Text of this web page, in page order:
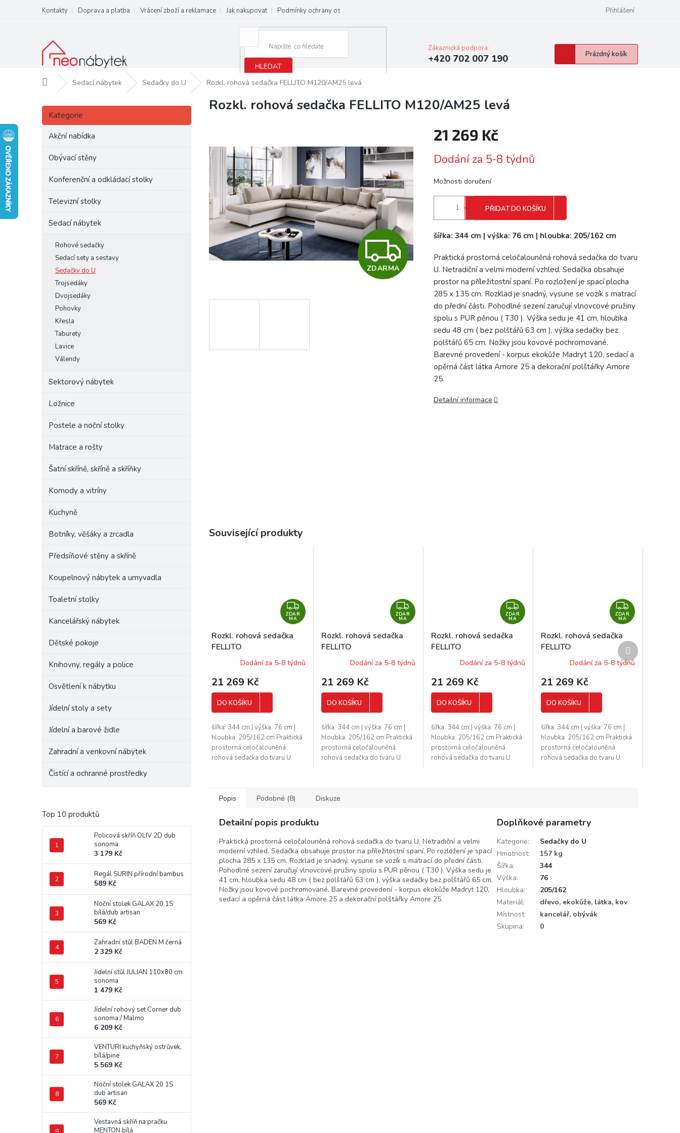
obsah
Kontakty Doprava a platba Vrácení zboží a reklamace Jak nakupovat Podmínky ochrany osobních údajů Přihlášení
HLEDAT
Zákaznická podpora:
+420 702 007 190
Nákupní
košík
Prázdný košík
Domů Sedací nábytek Sedačky do U Rozkl. rohová sedačka FELLITO M120/AM25 levá
P
s
Přeskočit
kategorie
Kategorie
Akční nabídka
Obývací stěny
Konferenční a odkládací stolky
Televizní stolky
Sedací nábytek
Rohové sedačky
Sedací sety a sestavy
Sedačky do U
Trojsedáky
Dvojsedáky
Pohovky
Křesla
Taburety
Lavice
Válendy
Sektorový nábytek
Ložnice
Postele a noční stolky
Matrace a rošty
Šatní skříně, skříně a skříňky
Komody a vitríny
Kuchyně
Botníky, věšáky a zrcadla
Předsíňové stěny a skříně
Koupelnový nábytek a umyvadla
Toaletní stolky
Kancelářský nábytek
Dětské pokoje
Knihovny, regály a police
Osvětlení k nábytku
Jídelní stoly a sety
Jídelní a barové židle
Zahradní a venkovní nábytek
Čistící a ochranné prostředky
Top 10 produktů
Policová skříň OLIV 2D dub
sonoma
3 179 Kč
Regál SURIN přírodní bambus
589 Kč
Noční stolek GALAX 20 1S
bílá/dub artisan
569 Kč
Zahradní stůl BADEN M černá
2 329 Kč
Jídelní stůl JULIAN 110x80 cm
sonoma
1 479 Kč
Jídelní rohový set Corner dub
sonoma / Malmo
6 209 Kč
VENTURI kuchyňský ostrůvek,
bílá/pine
5 569 Kč
Noční stolek GALAX 20 1S
dub artisan
569 Kč
Vestavná skříň na pračku
MENTON bílá
Rozkl. rohová sedačka FELLITO M120/AM25 levá
Z
ZDARMA
21 269 Kč
cena:
Dodání za 5-8 týdnů
Možnosti doručení
PŘIDAT DO KOŠÍKU
šířka: 344 cm | výška: 76 cm | hloubka: 205/162 cm
Praktická prostorná celočalouněná rohová sedačka do tvaru
U. Netradiční a velmi moderní vzhled. Sedačka obsahuje
prostor na příležitostní spaní. Po rozložení je spací plocha
285 x 135 cm. Rozklad je snadný, vysune se vozík s matrací
do přední části. Pohodlné sezení zaručují vlnovcové pružiny
spolu s PUR pěnou ( T30 ). Výška sedu je 41 cm, hloubka
sedu 48 cm ( bez polštářů 63 cm ), výška sedačky bez
polštářů 65 cm. Nožky jsou kovové pochromované.
Barevné provedení - korpus ekokůže Madryt 120, sedací a
opěrná část látka Amore 25 a dekorační polštářky Amore
25.
Detailní informace
Související produkty
Z
D
A
ZDAR
MA
Rozkl. rohová sedačka
FELLITO
OR40/M1100/OR85 levá
Dodání za 5-8 týdnů
21 269 Kč
DO KOŠÍKU
šířka: 344 cm | výška: 76 cm |
hloubka: 205/162 cm Praktická
prostorná celočalouněná
rohová sedačka do tvaru U.
Z
D
A
ZDAR
MA
Rozkl. rohová sedačka
FELLITO
OR85/M1100/OR40 levá
Dodání za 5-8 týdnů
21 269 Kč
DO KOŠÍKU
šířka: 344 cm | výška: 76 cm |
hloubka: 205/162 cm Praktická
prostorná celočalouněná
rohová sedačka do tvaru U.
Z
D
A
ZDAR
MA
Rozkl. rohová sedačka
FELLITO
OR90/M1100/OR40 levá
Dodání za 5-8 týdnů
21 269 Kč
DO KOŠÍKU
šířka: 344 cm | výška: 76 cm |
hloubka: 205/162 cm Praktická
prostorná celočalouněná
rohová sedačka do tvaru U.
Z
D
R
M
A
ZDAR
MA
Rozkl. rohová sedačka
FELLITO
OR96/M1100/OR64 levá
Dodání za 5-8 týdnů
21 269 Kč
DO KOŠÍKU
šířka: 344 cm | výška: 76 cm |
hloubka: 205/162 cm Praktická
prostorná celočalouněná
rohová sedačka do tvaru U.
Další
produkt
Popis Podobné (8) Diskuze
Detailní popis produktu
Praktická prostorná celočalouněná rohová sedačka do tvaru U. Netradiční a velmi
moderní vzhled. Sedačka obsahuje prostor na příležitostní spaní. Po rozložení je spací
plocha 285 x 135 cm. Rozklad je snadný, vysune se vozík s matrací do přední části.
Pohodlné sezení zaručují vlnovcové pružiny spolu s PUR pěnou ( T30 ). Výška sedu je
41 cm, hloubka sedu 48 cm ( bez polštářů 63 cm ), výška sedačky bez polštářů 65 cm.
Nožky jsou kovové pochromované. Barevné provedení - korpus ekokůže Madryt 120,
sedací a opěrná část látka Amore 25 a dekorační polštářky Amore 25.
Doplňkové parametry
Kategorie:
Sedačky do U
Hmotnost:
157 kg
Šířka:
344
Výška:
76
Hloubka:
205/162
Materiál:
dřevo, ekokůže, látka, kov
Místnost:
kancelář, obývák
Skupina: 0